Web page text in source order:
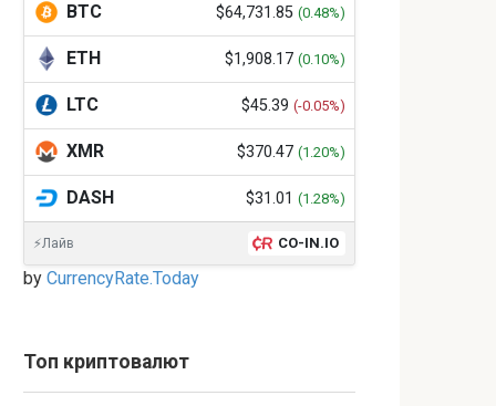
BTC $64,731.85 (0.48%)
ETH $1,908.17 (0.10%)
LTC $45.39 (-0.05%)
XMR $370.47 (1.20%)
DASH $31.01 (1.28%)
⚡Лайв CO-IN.IO
by CurrencyRate.Today
Топ криптовалют